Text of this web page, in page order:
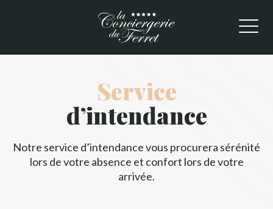
Service
d’intendance
Notre service d’intendance vous procurera sérénité
lors de votre absence et confort lors de votre
arrivée.